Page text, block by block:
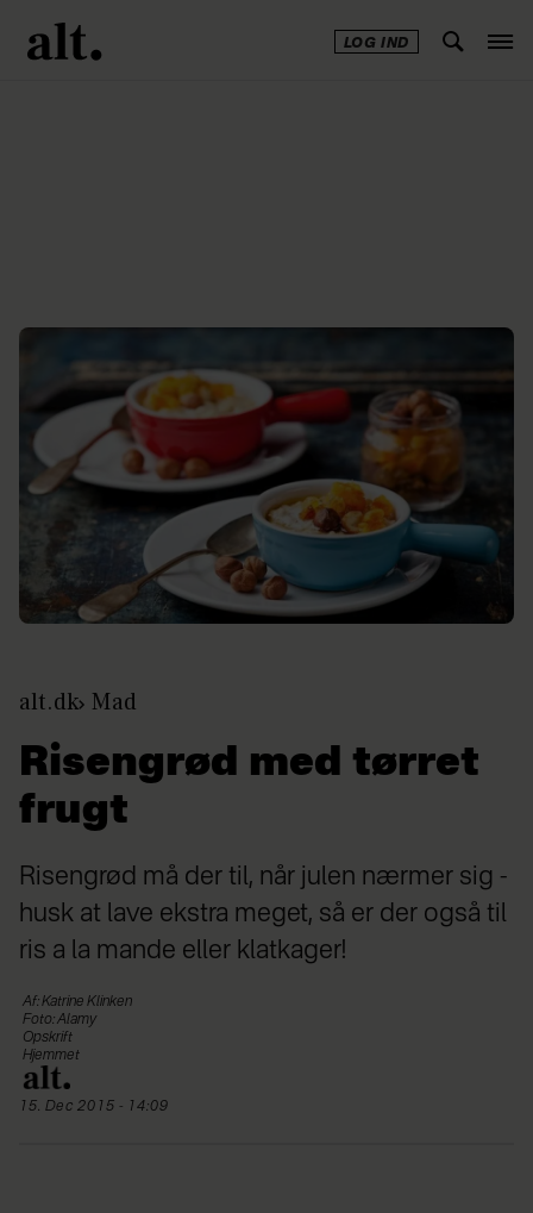
LOG IND
alt.dk Mad
Risengrød med tørret
frugt
Risengrød må der til, når julen nærmer sig -
husk at lave ekstra meget, så er der også til
ris a la mande eller klatkager!
Af: Katrine Klinken
Foto: Alamy
Opskrift
Hjemmet
15. Dec 2015 - 14:09